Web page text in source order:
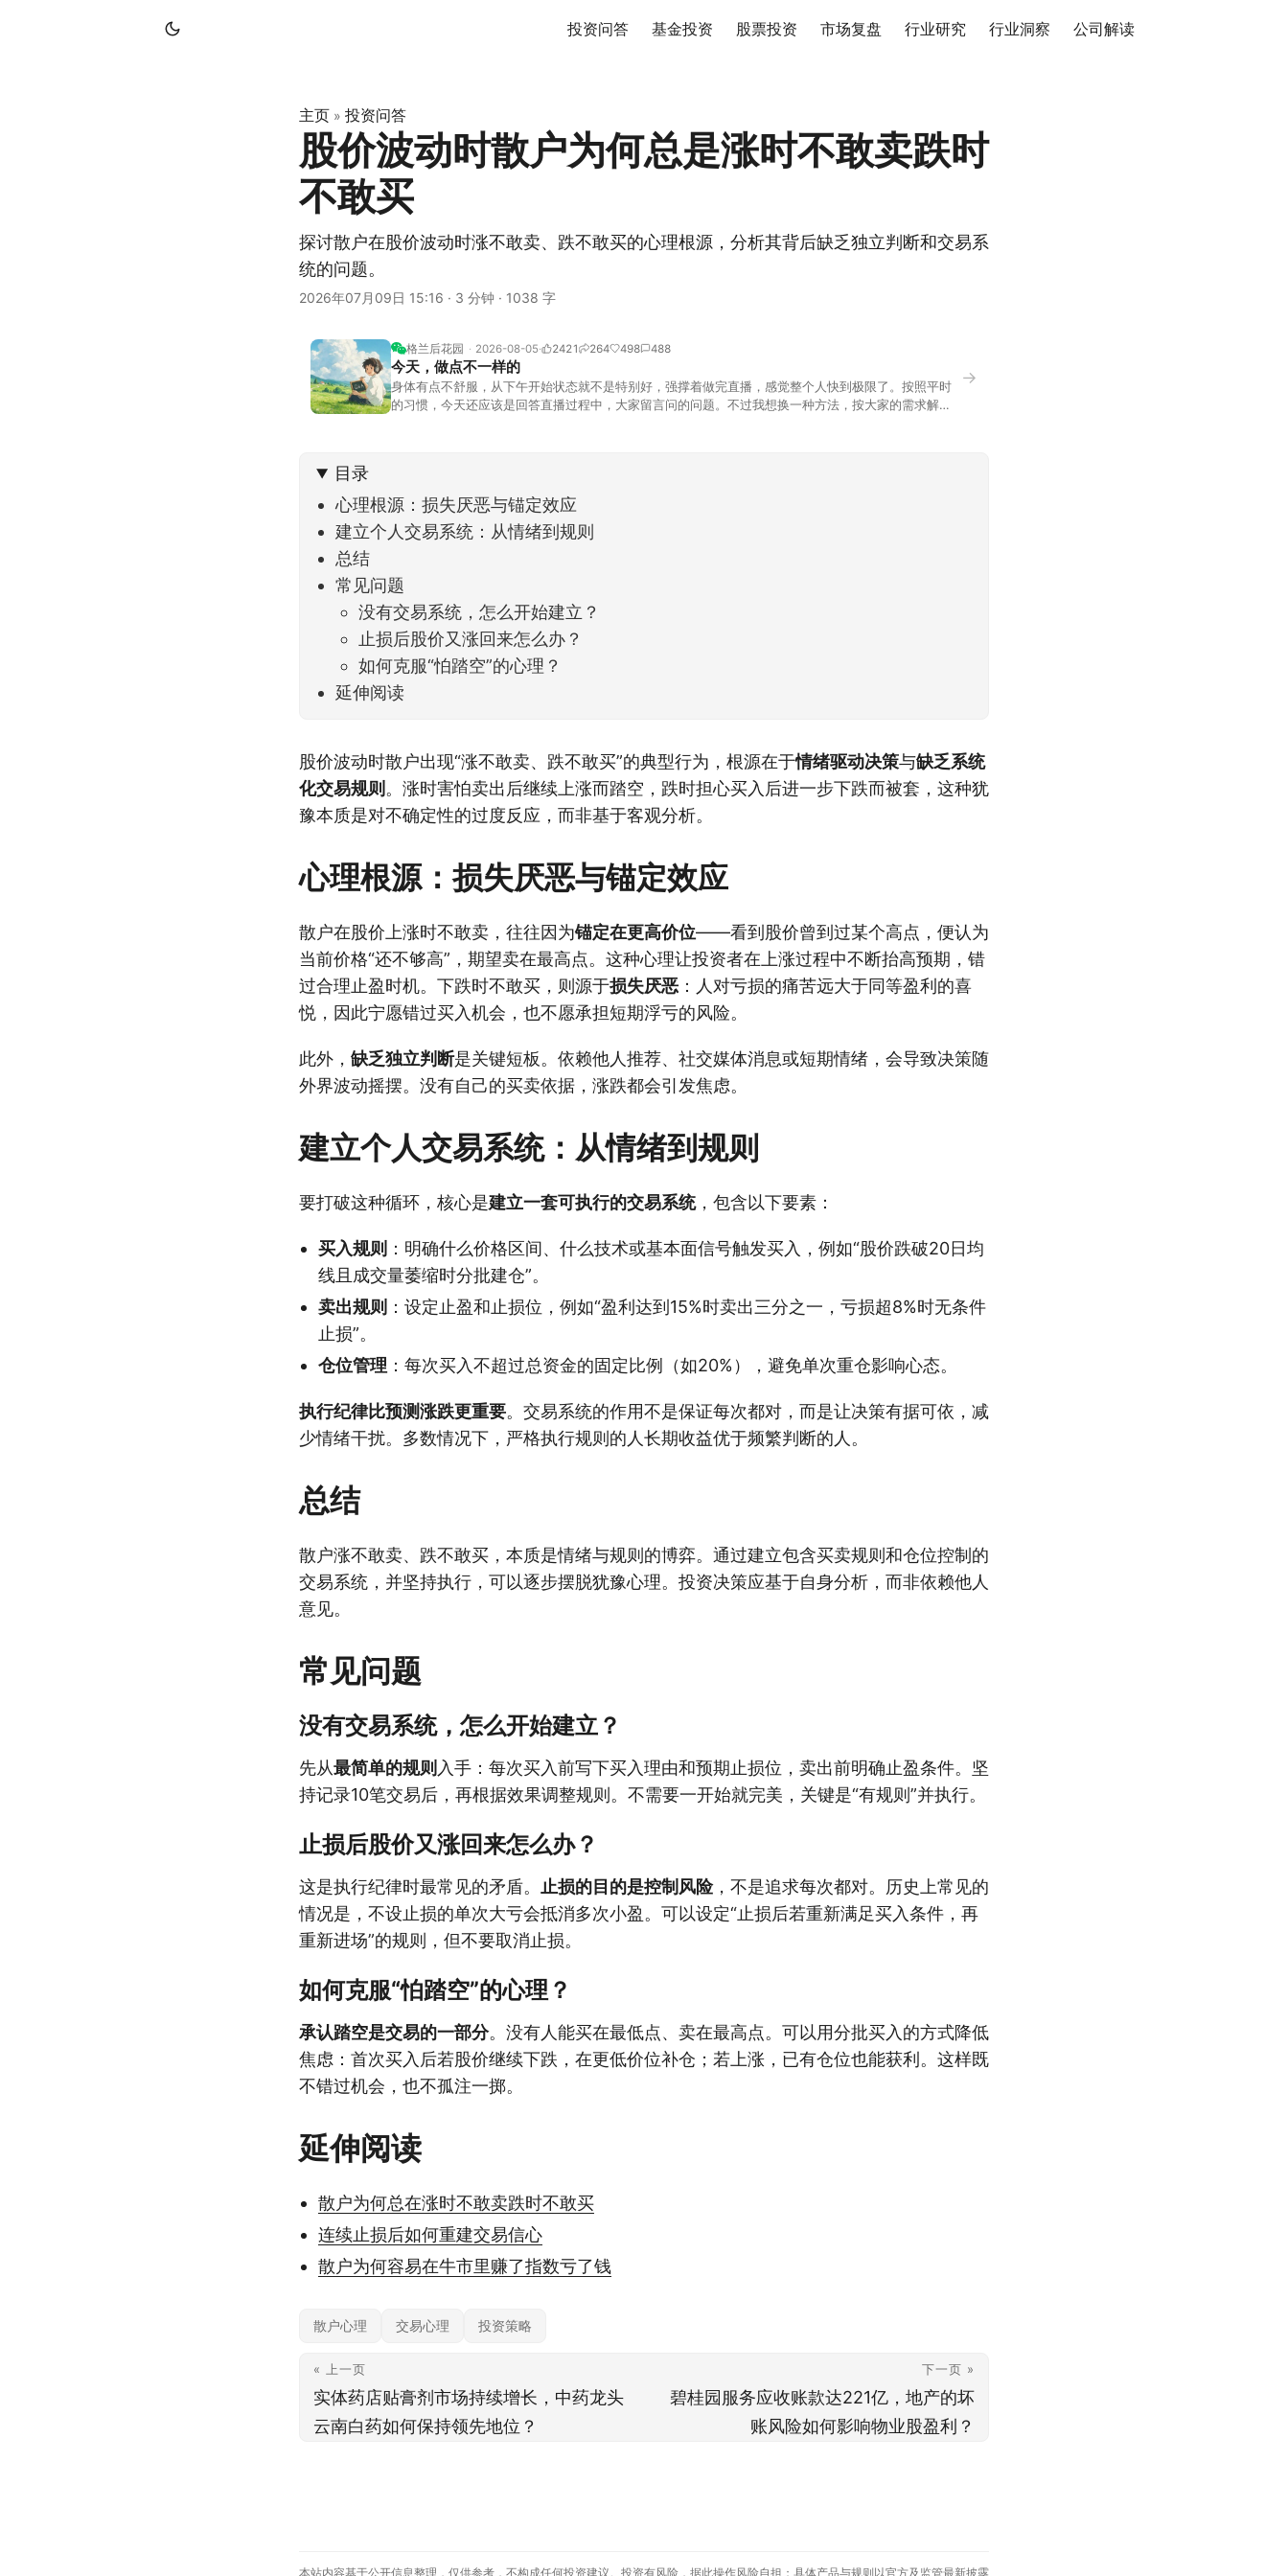
投资问答 基金投资 股票投资 市场复盘 行业研究 行业洞察 公司解读
主页 » 投资问答
股价波动时散户为何总是涨时不敢卖跌时
不敢买
探讨散户在股价波动时涨不敢卖、跌不敢买的心理根源，分析其背后缺乏独立判断和交易系
统的问题。
2026年07月09日 15:16 · 3 分钟 · 1038 字
格兰后花园 2026-08-05 2421 264 498 488
今天，做点不一样的
身体有点不舒服，从下午开始状态就不是特别好，强撑着做完直播，感觉整个人快到极限了。按照平时
的习惯，今天还应该是回答直播过程中，大家留言问的问题。不过我想换一种方法，按大家的需求解
→
目录
心理根源：损失厌恶与锚定效应
建立个人交易系统：从情绪到规则
总结
常见问题
没有交易系统，怎么开始建立？
止损后股价又涨回来怎么办？
如何克服“怕踏空”的心理？
延伸阅读
股价波动时散户出现“涨不敢卖、跌不敢买”的典型行为，根源在于情绪驱动决策与缺乏系统
化交易规则 。涨时害怕卖出后继续上涨而踏空，跌时担心买入后进一步下跌而被套，这种犹
豫本质是对不确定性的过度反应，而非基于客观分析。
心理根源：损失厌恶与锚定效应
散户在股价上涨时不敢卖，往往因为锚定在更高价位——看到股价曾到过某个高点，便认为
当前价格“还不够高”，期望卖在最高点。这种心理让投资者在上涨过程中不断抬高预期，错
过合理止盈时机。下跌时不敢买，则源于损失厌恶 ：人对亏损的痛苦远大于同等盈利的喜
悦，因此宁愿错过买入机会，也不愿承担短期浮亏的风险。
此外， 缺乏独立判断是关键短板。依赖他人推荐、社交媒体消息或短期情绪，会导致决策随
外界波动摇摆。没有自己的买卖依据，涨跌都会引发焦虑。
建立个人交易系统：从情绪到规则
要打破这种循环，核心是建立一套可执行的交易系统，包含以下要素：
买入规则 ：明确什么价格区间、什么技术或基本面信号触发买入，例如“股价跌破20日均
线且成交量萎缩时分批建仓”。
卖出规则 ：设定止盈和止损位，例如“盈利达到15%时卖出三分之一，亏损超8%时无条件
止损”。
仓位管理 ：每次买入不超过总资金的固定比例（如20%），避免单次重仓影响心态。
执行纪律比预测涨跌更重要。交易系统的作用不是保证每次都对，而是让决策有据可依，减
少情绪干扰。多数情况下，严格执行规则的人长期收益优于频繁判断的人。
总结
散户涨不敢卖、跌不敢买，本质是情绪与规则的博弈。通过建立包含买卖规则和仓位控制的
交易系统，并坚持执行，可以逐步摆脱犹豫心理。投资决策应基于自身分析，而非依赖他人
意见。
常见问题
没有交易系统，怎么开始建立？
先从最简单的规则 入手：每次买入前写下买入理由和预期止损位，卖出前明确止盈条件。坚
持记录10笔交易后，再根据效果调整规则。不需要一开始就完美，关键是“有规则”并执行。
止损后股价又涨回来怎么办？
这是执行纪律时最常见的矛盾。 止损的目的是控制风险，不是追求每次都对。历史上常见的
情况是，不设止损的单次大亏会抵消多次小盈。可以设定“止损后若重新满足买入条件，再
重新进场”的规则，但不要取消止损。
如何克服“怕踏空”的心理？
承认踏空是交易的一部分。没有人能买在最低点、卖在最高点。可以用分批买入的方式降低
焦虑：首次买入后若股价继续下跌，在更低价位补仓；若上涨，已有仓位也能获利。这样既
不错过机会，也不孤注一掷。
延伸阅读
散户为何总在涨时不敢卖跌时不敢买
连续止损后如何重建交易信心
散户为何容易在牛市里赚了指数亏了钱
散户心理 交易心理 投资策略
« 上一页
实体药店贴膏剂市场持续增长，中药龙头
云南白药如何保持领先地位？
下一页 »
碧桂园服务应收账款达221亿，地产的坏
账风险如何影响物业股盈利？
本站内容基于公开信息整理，仅供参考，不构成任何投资建议。投资有风险，据此操作风险自担；具体产品与规则以官方及监管最新披露